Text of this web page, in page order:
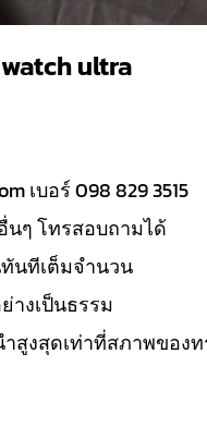
ultra
เบอร์ 098 829 3515
นๆ โทรสอบถามได้
นทีเต็มจำนวน
างเป็นธรรม
สูงสุดเท่าที่สภาพของ